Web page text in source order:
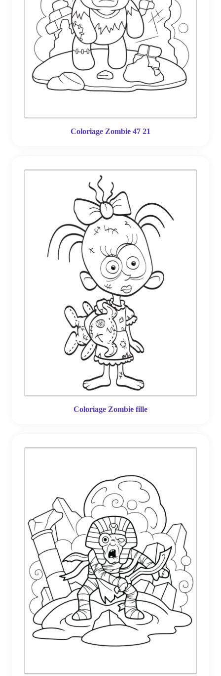
Coloriage Zombie 47 21
Coloriage Zombie fille